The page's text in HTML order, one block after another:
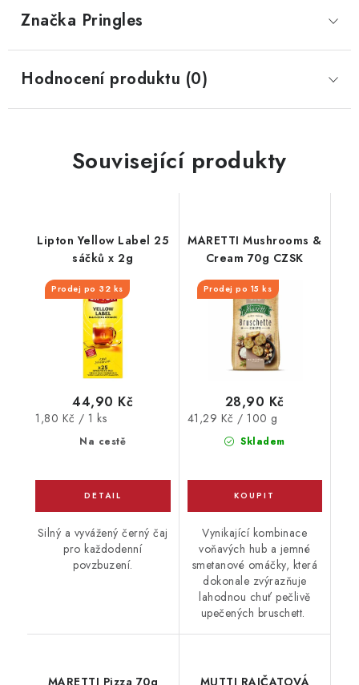
Značka Pringles
Hodnocení produktu (0)
Související produkty
Lipton Yellow Label 25
sáčků x 2g
Prodej po 32 ks
Na cestě
44,90 Kč
Měrná
1,80 Kč / 1 ks
Silný a vyvážený černý čaj
pro každodenní
povzbuzení.
MARETTI Mushrooms &
Cream 70g CZSK
Prodej po 15 ks
Skladem
28,90 Kč
Měrná
41,29 Kč / 100 g
Vynikající kombinace
voňavých hub a jemné
smetanové omáčky, která
dokonale zvýrazňuje
lahodnou chuť pečlivě
upečených bruschett.
MARETTI Pizza 70g MUTTI RAJČATOVÁ